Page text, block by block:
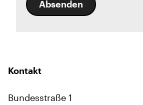
Absenden
Kontakt
Bundesstraße 1